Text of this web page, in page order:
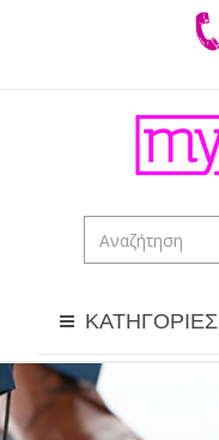
ΚΑΤΗΓΟΡΙΕΣ